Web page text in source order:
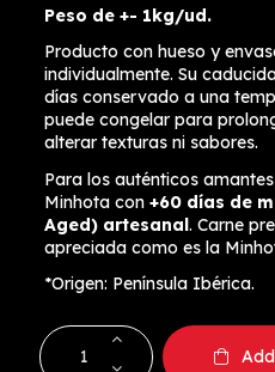
Peso de +- 1kg/ud.
Producto con hueso y
individualmente. Su
días conservado a una
puede congelar para
alterar texturas ni sabores.
Para los auténticos
Minhota con+60 días de
Aged) artesanal. Carne
apreciada como es la
*Origen: Península Ibérica.